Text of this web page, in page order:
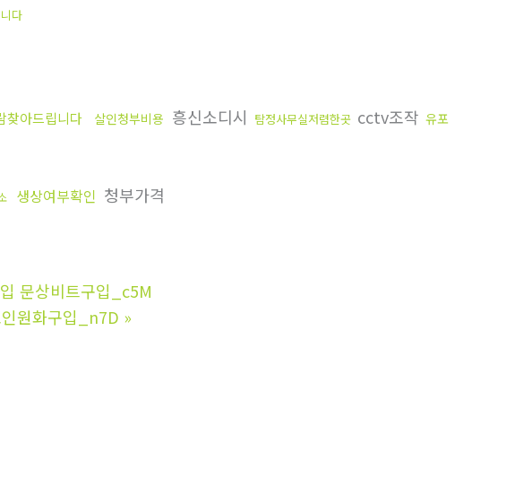
다
찾아드립니다 살인청부비용 흥신소디시 탐정사무실저렴한곳 cctv조작 유포
생상여부확인 청부가격
문상비트구입_c5M
원화구입_n7D »